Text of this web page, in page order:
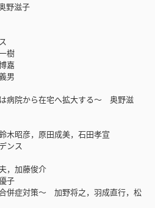
野滋子
樹
嘉
男
病院から在宅へ拡大する～ 奥野滋
昭彦，原田成美，石田孝宣
ンス
，加藤俊介
子
併症対策～ 加野将之，羽成直行，松